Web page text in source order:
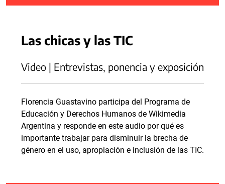
Las chicas y las TIC
Video | Entrevistas, ponencia y exposición
Florencia Guastavino participa del Programa de
Educación y Derechos Humanos de Wikimedia
Argentina y responde en este audio por qué es
importante trabajar para disminuir la brecha de
género en el uso, apropiación e inclusión de las TIC.